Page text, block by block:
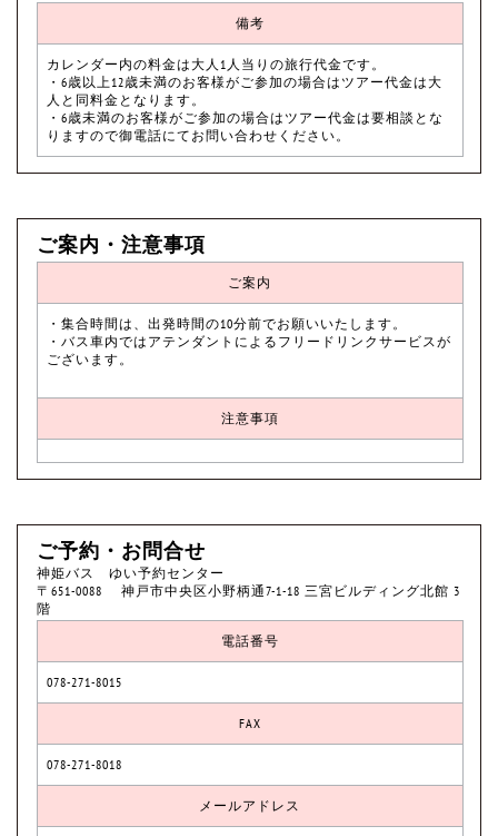
備考
カレンダー内の料金は大人1人当りの旅行代金です。
・6歳以上12歳未満のお客様がご参加の場合はツアー代金は大
人と同料金となります。
・6歳未満のお客様がご参加の場合はツアー代金は要相談とな
りますので御電話にてお問い合わせください。
ご案内・注意事項
ご案内
・集合時間は、出発時間の10分前でお願いいたします。
・バス車内ではアテンダントによるフリードリンクサービスが
ございます。
注意事項
ご予約・お問合せ
神姫バス ゆい予約センター
〒651-0088 神戸市中央区小野柄通7-1-18 三宮ビルディング北館 3
階
電話番号
078-271-8015
FAX
078-271-8018
メールアドレス